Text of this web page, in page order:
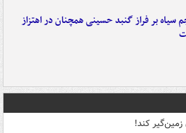
سیاه بر فراز گنبد حسینی همچنان در اهتزاز
زمین‌گیر کند!